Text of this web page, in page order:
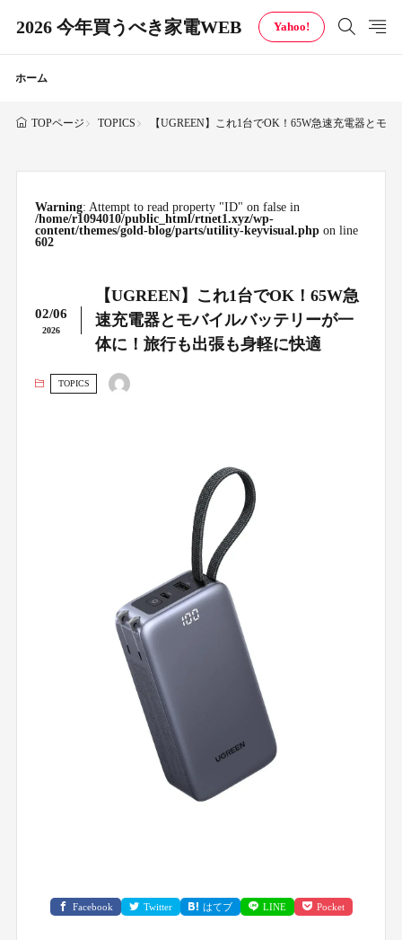
2026 今年買うべき家電WEB Yahoo!
ホーム
TOPページ TOPICS 【UGREEN】これ1台でOK！65W急速充電器とモ
Warning: Attempt to read property "ID" on false in
/home/r1094010/public_html/rtnet1.xyz/wp-
content/themes/gold-blog/parts/utility-keyvisual.phpon line
602
02/06
2026
【UGREEN】これ1台でOK！65W急
速充電器とモバイルバッテリーが一
体に！旅行も出張も身軽に快適
TOPICS
Facebook Twitter はてブ LINE Pocket